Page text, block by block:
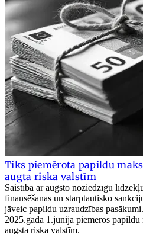
Tiks piemērota papildu
augta riska valstīm
Saistībā ar augsto noziedzīgu
finansēšanas un starptautisko
jāveic papildu uzraudzības
2025.gada 1.jūnija piemēros
augsta riska valstīm.